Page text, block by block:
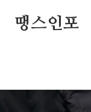
땡스인포